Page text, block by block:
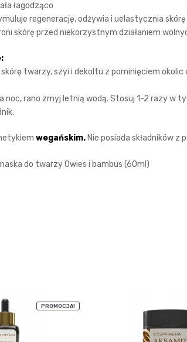
łagodząco
regenerację, odżywia i uelastycznia skórę
skórę przed niekorzystnym działaniem
skórę twarzy, szyi i dekoltu z pominięciem
noc, rano zmyj letnią wodą. Stosuj 1-2 razy w
wegańskim. Nie posiada składników
PROMOCJA!